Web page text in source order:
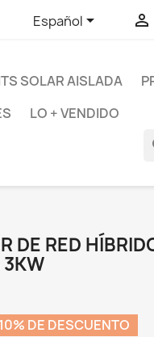
Español 
SOLAR AISLADA
LO + VENDIDO
DE RED
3KW
10% DE DESCUENTO